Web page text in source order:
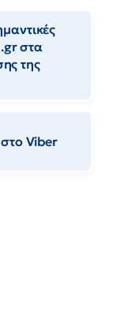
στα
της
Viber